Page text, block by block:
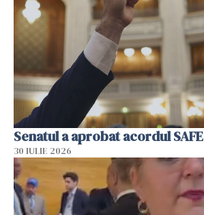
Senatul a aprobat acordul SAFE
30 IULIE 2026